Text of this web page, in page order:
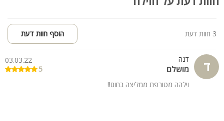
3 חוות דעת הוסף חוות דעת
ד דנה
מושלם
03.03.22
5
וילהה מטורפת ממליצה בחום!!